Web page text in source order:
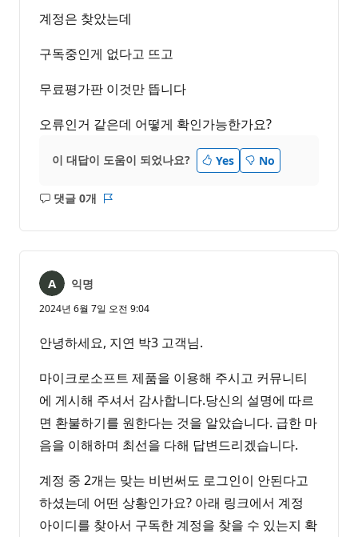
계정은 찾았는데
구독중인게 없다고 뜨고
무료평가판 이것만 뜹니다
오류인거 같은데 어떻게 확인가능한가요?
이 대답이 도움이 되었나요? Yes No
댓글 0개
설
음
익명
2024년 6월 7일 오전 9:04
안녕하세요, 지연 박3 고객님.
마이크로소프트 제품을 이용해 주시고 커뮤니티
에 게시해 주셔서 감사합니다.당신의 설명에 따르
면 환불하기를 원한다는 것을 알았습니다. 급한 마
음을 이해하며 최선을 다해 답변드리겠습니다.
계정 중 2개는 맞는 비번써도 로그인이 안된다고
하셨는데 어떤 상황인가요? 아래 링크에서 계정
아이디를 찾아서 구독한 계정을 찾을 수 있는지 확